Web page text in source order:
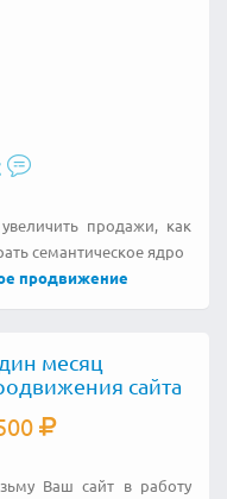
продажи, как
семантическое ядро
продвижение
месяц
сайта
Ваш сайт в работу